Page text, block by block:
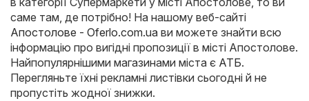
саме там, де потрібно! На нашому веб-сайті
Апостолове - Oferlo.com.ua ви можете знайти всю
інформацію про вигідні пропозиції в місті Апостолове.
Найпопулярнішими магазинами міста є АТБ.
Перегляньте їхні рекламні листівки сьогодні й не
пропустіть жодної знижки.